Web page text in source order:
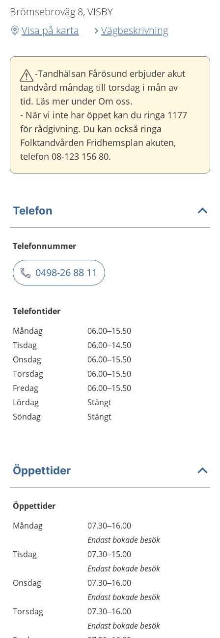
Brömsebroväg 8, VISBY
Visa på karta
Vägbeskrivning
-Tandhälsan Fårösund erbjuder akut
tandvård måndag till torsdag i mån av
tid. Läs mer under Om oss.
- När vi inte har öppet kan du ringa 1177
för rådgivning. Du kan också ringa
Folktandvården Fridhemsplan akuten,
telefon 08-123 156 80.
Telefon
Telefonnummer
0498-26 88 11
Telefontider
Måndag
06.00–15.50
Tisdag
06.00–14.50
Onsdag
06.00–15.50
Torsdag
06.00–15.50
Fredag
06.00–15.50
Lördag
Stängt
Söndag
Stängt
Öppettider
Öppettider
Dag
Öppettider
Kommentarer
Måndag
07.30–16.00
Endast bokade besök
Tisdag
07.30–15.00
Endast bokade besök
Onsdag
07.30–16.00
Endast bokade besök
Torsdag
07.30–16.00
Endast bokade besök